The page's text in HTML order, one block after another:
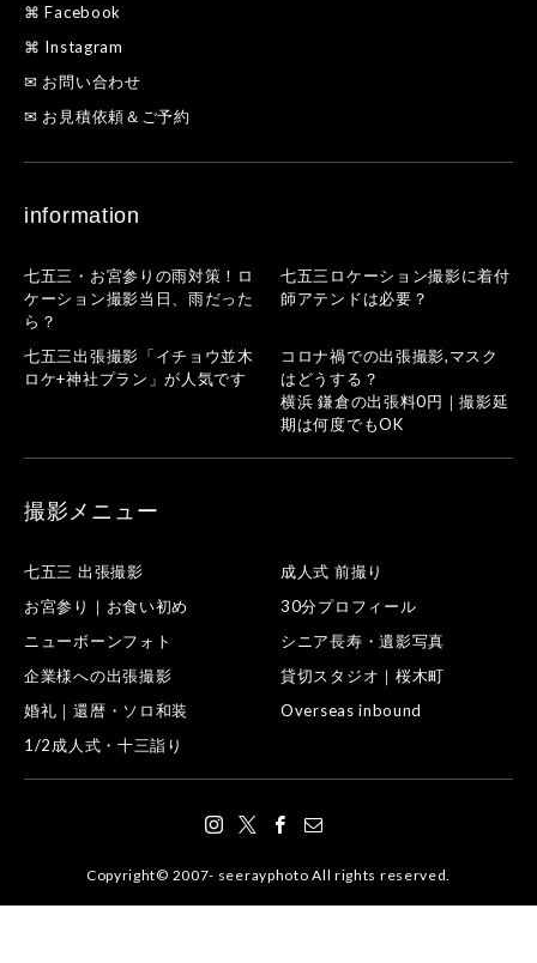
⌘ Facebook
⌘ Instagram
✉ お問い合わせ
✉ お見積依頼＆ご予約
information
七五三・お宮参りの雨対策！ロ
ケーション撮影当日、雨だった
ら？
七五三ロケーション撮影に着付
師アテンドは必要？
七五三出張撮影「イチョウ並木
ロケ+神社プラン」が人気です
コロナ禍での出張撮影,マスク
はどうする？
横浜 鎌倉の出張料0円｜撮影延
期は何度でもOK
撮影メニュー
七五三 出張撮影
成人式 前撮り
お宮参り｜お食い初め
30分プロフィール
ニューボーンフォト
シニア長寿・遺影写真
企業様への出張撮影
貸切スタジオ｜桜木町
婚礼｜還暦・ソロ和装
Overseas inbound
1/2成人式・十三詣り
Copyright© 2007- seerayphoto All rights reserved.